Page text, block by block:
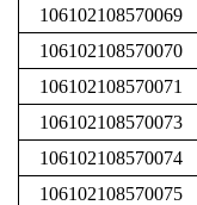
106102108570069
106102108570070
106102108570071
106102108570073
106102108570074
106102108570075